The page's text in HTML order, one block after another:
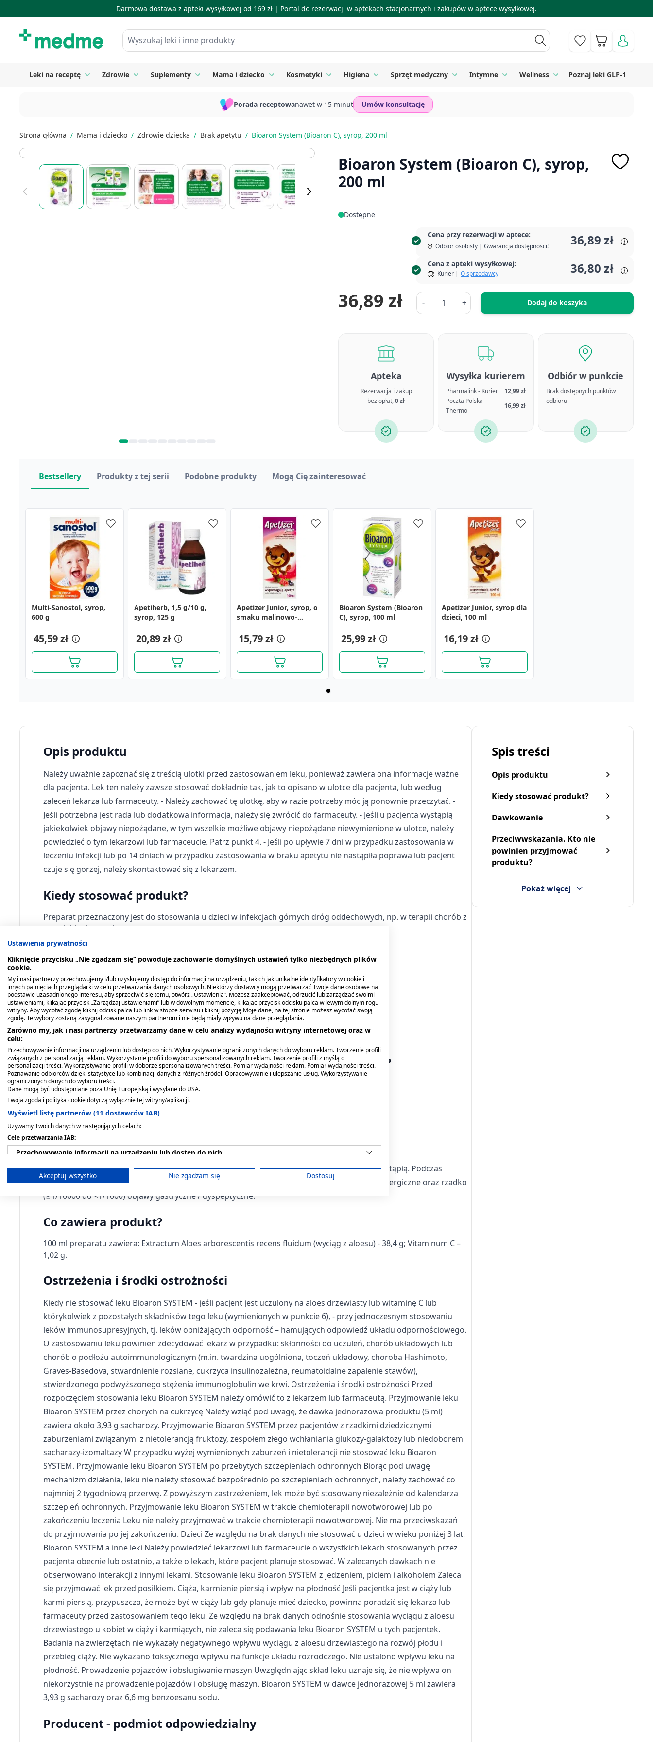
Darmowa dostawa z apteki wysyłkowej od 169 zł | Portal do rezerwacji w aptekach stacjonarnych i zakupów w aptece wysyłkowej.
Wyszukaj leki i inne produkty
Koszyk
Leki na receptę Toggle submenu for Leki na receptę
Zdrowie Toggle submenu for Zdrowie
Suplementy Toggle submenu for Suplementy
Mama i dziecko Toggle submenu for Mama i dziecko
Kosmetyki Toggle submenu for Kosmetyki
Higiena Toggle submenu for Higiena
Sprzęt medyczny Toggle submenu for Sprzęt medyczny
Intymne Toggle submenu for Intymne
Wellness Toggle submenu for Wellness
Poznaj leki GLP-1
Porada receptowanawet w 15 minut Umów konsultację
Strona główna / Mama i dziecko / Zdrowie dziecka / Brak apetytu / Bioaron System (Bioaron C), syrop, 200 ml
Bioaron System (Bioaron C), syrop,
200 ml
Dostępne
Cena przy rezerwacji w aptece:
Odbiór osobisty | Gwarancja dostępności! 36,89 zł
Cena z apteki wysyłkowej:
Kurier | O sprzedawcy 36,80 zł
36,89 zł -
Ilość
+ Dodaj do koszyka
Apteka
Rezerwacja i zakup
bez opłat,0 zł
Wysyłka kurierem
Pharmalink - Kurier
12,99 zł
Poczta Polska -
Thermo
16,99 zł
Odbiór w punkcie
Brak dostępnych punktów
odbioru
Multi-Sanostol, syrop,
600 g
45,59 zł
Apetiherb, 1,5 g/10 g,
syrop, 125 g
20,89 zł
Apetizer Junior, syrop, o
smaku malinowo-
15,79 zł
Bioaron System (Bioaron
C), syrop, 100 ml
25,99 zł
Apetizer Junior, syrop dla
dzieci, 100 ml
16,19 zł
Bestsellery Produkty z tej serii Podobne produkty Mogą Cię zainteresować
Bioaron Junior, kapsułki
miękkie do żucia, 30 szt.
38,09 zł
Bioaron D, 400 j.m.,
krople, 10 ml
23,19 zł
Bioaron System (Bioaron
C), syrop, 100 ml
Apetiherb, 1,5 g/10 g,
syrop, 125 g
20,89 zł
Bioaron System (Bioaron
C), syrop, 100 ml
25,99 zł
Apetizer Junior, syrop dla
dzieci, 100 ml
16,19 zł
Linomag, krem z
tlenkiem cynku dla dzieci
Calcium Teva, tabletki
musujące, 14 szt.
Hepason Complex,
kapsułki, 30 szt.
Plaster zestaw
Universalny, 20 szt.
Spis treści
Opis produktu
Kiedy stosować produkt?
Dawkowanie
Przeciwwskazania. Kto nie
powinien przyjmować
produktu?
Pokaż więcej
Opis produktu
Należy uważnie zapoznać się z treścią ulotki przed zastosowaniem leku, ponieważ zawiera ona informacje ważne
dla pacjenta. Lek ten należy zawsze stosować dokładnie tak, jak to opisano w ulotce dla pacjenta, lub według
zaleceń lekarza lub farmaceuty. - Należy zachować tę ulotkę, aby w razie potrzeby móc ją ponownie przeczytać. -
Jeśli potrzebna jest rada lub dodatkowa informacja, należy się zwrócić do farmaceuty. - Jeśli u pacjenta wystąpią
jakiekolwiek objawy niepożądane, w tym wszelkie możliwe objawy niepożądane niewymienione w ulotce, należy
powiedzieć o tym lekarzowi lub farmaceucie. Patrz punkt 4. - Jeśli po upływie 7 dni w przypadku zastosowania w
leczeniu infekcji lub po 14 dniach w przypadku zastosowania w braku apetytu nie nastąpiła poprawa lub pacjent
czuje się gorzej, należy skontaktować się z lekarzem.
Kiedy stosować produkt?
Preparat przeznaczony jest do stosowania u dzieci w infekcjach górnych dróg oddechowych, np. w terapii chorób z
przeziębienia, w celu poprawy apetytu.
Dawkowanie
Jeżeli lekarz nie zaleci inaczej:
dzieci w wieku 3 - 6 lat: 2 razy dziennie po 5ml (1 łyżeczka) preparatu przez 14 dni;
powyżej 6 roku życia: 3 razy dziennie po 5 ml (1 łyżeczka) przed jedzeniem przez 14 dni.
W braku apetytu 5 ml jednorazowo 15 minut przed posiłkiem.
Przeciwwskazania. Kto nie powinien przyjmować produktu?
Nietolerancja fruktozy,
zespół złego wchłaniania glukozy-galaktozy,
niedobór sacharazy - izomaltazy.
Możliwe działania niepożądane produktu
Jak każdy lek, lek ten może powodować działania niepożądane, chociaż nie u każdego one wystąpią. Podczas
stosowania leku Bioaron SYSTEM niezbyt często (≥1/1000 do <1/100) mogą wystąpić reakcje alergiczne oraz rzadko
(≥1/10000 do <1/1000) objawy gastryczne / dyspeptyczne.
Co zawiera produkt?
100 ml preparatu zawiera: Extractum Aloes arborescentis recens fluidum (wyciąg z aloesu) - 38,4 g; Vitaminum C –
1,02 g.
Ostrzeżenia i środki ostrożności
Kiedy nie stosować leku Bioaron SYSTEM - jeśli pacjent jest uczulony na aloes drzewiasty lub witaminę C lub
którykolwiek z pozostałych składników tego leku (wymienionych w punkcie 6), - przy jednoczesnym stosowaniu
leków immunosupresyjnych, tj. leków obniżających odporność – hamujących odpowiedź układu odpornościowego.
O zastosowaniu leku powinien zdecydować lekarz w przypadku: skłonności do uczuleń, chorób układowych lub
chorób o podłożu autoimmunologicznym (m.in. twardzina uogólniona, toczeń układowy, choroba Hashimoto,
Graves-Basedova, stwardnienie rozsiane, cukrzyca insulinozależna, reumatoidalne zapalenie stawów),
stwierdzonego podwyższonego stężenia immunoglobulin we krwi. Ostrzeżenia i środki ostrożności Przed
rozpoczęciem stosowania leku Bioaron SYSTEM należy omówić to z lekarzem lub farmaceutą. Przyjmowanie leku
Bioaron SYSTEM przez chorych na cukrzycę Należy wziąć pod uwagę, że dawka jednorazowa produktu (5 ml)
zawiera około 3,93 g sacharozy. Przyjmowanie Bioaron SYSTEM przez pacjentów z rzadkimi dziedzicznymi
zaburzeniami związanymi z nietolerancją fruktozy, zespołem złego wchłaniania glukozy-galaktozy lub niedoborem
sacharazy-izomaltazy W przypadku wyżej wymienionych zaburzeń i nietolerancji nie stosować leku Bioaron
SYSTEM. Przyjmowanie leku Bioaron SYSTEM po przebytych szczepieniach ochronnych Biorąc pod uwagę
mechanizm działania, leku nie należy stosować bezpośrednio po szczepieniach ochronnych, należy zachować co
najmniej 2 tygodniową przerwę. Z powyższym zastrzeżeniem, lek może być stosowany niezależnie od kalendarza
szczepień ochronnych. Przyjmowanie leku Bioaron SYSTEM w trakcie chemioterapii nowotworowej lub po
zakończeniu leczenia Leku nie należy przyjmować w trakcie chemioterapii nowotworowej. Nie ma przeciwskazań
do przyjmowania po jej zakończeniu. Dzieci Ze względu na brak danych nie stosować u dzieci w wieku poniżej 3 lat.
Bioaron SYSTEM a inne leki Należy powiedzieć lekarzowi lub farmaceucie o wszystkich lekach stosowanych przez
pacjenta obecnie lub ostatnio, a także o lekach, które pacjent planuje stosować. W zalecanych dawkach nie
obserwowano interakcji z innymi lekami. Stosowanie leku Bioaron SYSTEM z jedzeniem, piciem i alkoholem Zaleca
się przyjmować lek przed posiłkiem. Ciąża, karmienie piersią i wpływ na płodność Jeśli pacjentka jest w ciąży lub
karmi piersią, przypuszcza, że może być w ciąży lub gdy planuje mieć dziecko, powinna poradzić się lekarza lub
farmaceuty przed zastosowaniem tego leku. Ze względu na brak danych odnośnie stosowania wyciągu z aloesu
drzewiastego u kobiet w ciąży i karmiących, nie zaleca się podawania leku Bioaron SYSTEM u tych pacjentek.
Badania na zwierzętach nie wykazały negatywnego wpływu wyciągu z aloesu drzewiastego na rozwój płodu i
przebieg ciąży. Nie wykazano toksycznego wpływu na funkcje układu rozrodczego. Nie ustalono wpływu leku na
płodność. Prowadzenie pojazdów i obsługiwanie maszyn Uwzględniając skład leku uznaje się, że nie wpływa on
niekorzystnie na prowadzenie pojazdów i obsługę maszyn. Bioaron SYSTEM w dawce jednorazowej 5 ml zawiera
3,93 g sacharozy oraz 6,6 mg benzoesanu sodu.
Producent - podmiot odpowiedzialny
Ustawienia prywatności
Kliknięcie przycisku „Nie zgadzam się” powoduje zachowanie domyślnych ustawień tylko niezbędnych plików
cookie.
My i nasi partnerzy przechowujemy i/lub uzyskujemy dostęp do informacji na urządzeniu, takich jak unikalne identyfikatory w cookie i
innych pamięciach przeglądarki w celu przetwarzania danych osobowych. Niektórzy dostawcy mogą przetwarzać Twoje dane osobowe na
podstawie uzasadnionego interesu, aby sprzeciwić się temu, otwórz „Ustawienia”. Możesz zaakceptować, odrzucić lub zarządzać swoimi
ustawieniami, klikając przycisk „Zarządzaj ustawieniami” lub w dowolnym momencie, klikając przycisk odcisku palca w lewym dolnym rogu
witryny. Aby wycofać zgodę kliknij odcisk palca lub link w stopce serwisu i kliknij pozycję Moje dane, na tej stronie możesz wycofać swoją
zgodę. Te wybory zostaną zasygnalizowane naszym partnerom i nie będą miały wpływu na dane przeglądania.
Zarówno my, jak i nasi partnerzy przetwarzamy dane w celu analizy wydajności witryny internetowej oraz w
celu:
Przechowywanie informacji na urządzeniu lub dostęp do nich. Wykorzystywanie ograniczonych danych do wyboru reklam. Tworzenie profili
związanych z personalizacją reklam. Wykorzystanie profili do wyboru spersonalizowanych reklam. Tworzenie profili z myślą o
personalizacji treści. Wykorzystywanie profili w doborze spersonalizowanych treści. Pomiar wydajności reklam. Pomiar wydajności treści.
Poznawanie odbiorców dzięki statystyce lub kombinacji danych z różnych źródeł. Opracowywanie i ulepszanie usług. Wykorzystywanie
ograniczonych danych do wyboru treści.
Dane mogą być udostępniane poza Unię Europejską i wysyłane do USA.
Twoja zgoda i polityka cookie dotyczą wyłącznie tej witryny/aplikacji.
Wyświetl listę partnerów (11 dostawców IAB)
Używamy Twoich danych w następujących celach:
Cele przetwarzania IAB:
Przechowywanie informacji na urządzeniu lub dostęp do nich
Wykorzystywanie ograniczonych danych do wyboru reklam
Tworzenie profili w celu personalizacji treści
Wykorzystywanie profili w celu doboru spersonalizowanych treści
Rozumienie odbiorców dzięki statystyce lub kombinacji danych z różnych źródeł
Rozwój i ulepszanie usług
Wykorzystywanie ograniczonych danych do wyboru treści
Funkcje specjalne IAB:
Użycie dokładnych danych geolokalizacyjnych
Identyfikowanie urządzeń na podstawie aktywnie żądanych informacji
Wydajność (Performance)
Akceptuj wszystko Nie zgadzam się Dostosuj